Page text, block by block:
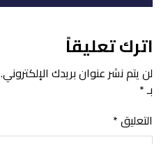
اترك تعليقاً
لن يتم نشر عنوان بريدك الإلكتروني.
بـ*
التعليق*